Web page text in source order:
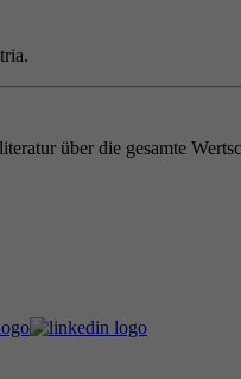
über die gesamte